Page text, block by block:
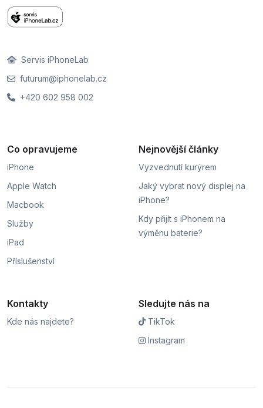
Servis iPhoneLab
futurum@iphonelab.cz
+420 602 958 002
Co opravujeme
iPhone
Apple Watch
Macbook
Služby
iPad
Příslušenství
Nejnovější články
Vyzvednutí kurýrem
Jaký vybrat nový displej na
iPhone?
Kdy přijít s iPhonem na
výměnu baterie?
Kontakty
Kde nás najdete?
Sledujte nás na
TikTok
Instagram